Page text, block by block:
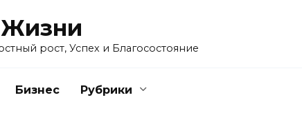
Жизни
рост, Успех и Благосостояние
Бизнес Рубрики